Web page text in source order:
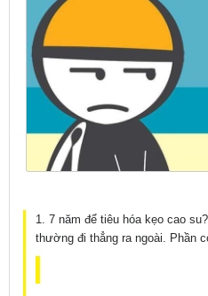
1. 7 năm để tiêu hóa kẹo cao
thường đi thẳng ra ngoài. Phần